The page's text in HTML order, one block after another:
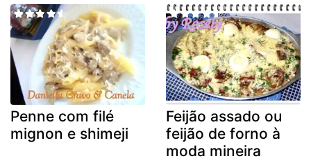
Penne com filé
mignon e shimeji
Feijão assado ou
feijão de forno à
moda mineira